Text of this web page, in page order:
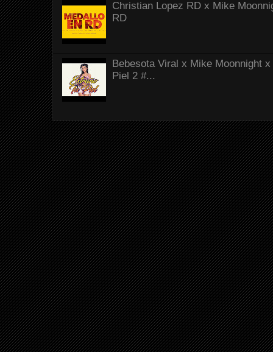
Christian Lopez RD x Mike
RD
Bebesota Viral x Mike Moonnight
Piel 2 #...